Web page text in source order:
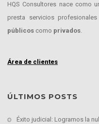
HQS Consultores nace como
presta servicios
públicos como privados.
Área de clientes
ÚLTIMOS POSTS
Éxito judicial: Logramos la